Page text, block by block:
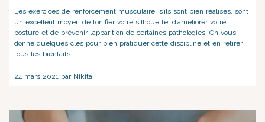
Les exercices de renforcement musculaire, s’ils sont bien réalisés, sont
un excellent moyen de tonifier votre silhouette, d’améliorer votre
posture et de prévenir l’apparition de certaines pathologies. On vous
donne quelques clés pour bien pratiquer cette discipline et en retirer
tous les bienfaits.
24 mars 2021 par Nikita